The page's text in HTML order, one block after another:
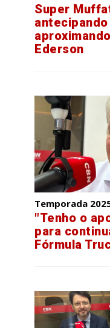
Super
Ederson
Temporada
"Tenho o
para
Fórmula